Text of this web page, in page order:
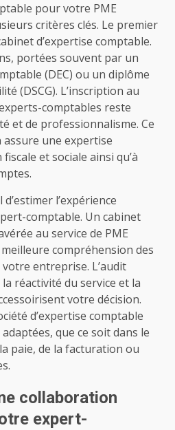
pour votre PME
critères clés. Le premier
d’expertise comptable.
portées souvent par un
(DEC) ou un diplôme
(DSCG). L’inscription au
comptables reste
et de professionnalisme. Ce
une expertise
et sociale ainsi qu’à
l’expérience
comptable. Un cabinet
au service de PME
compréhension des
entreprise. L’audit
réactivité du service et la
votre décision.
d’expertise comptable
que ce soit dans le
paie, de la facturation ou
collaboration
expert-